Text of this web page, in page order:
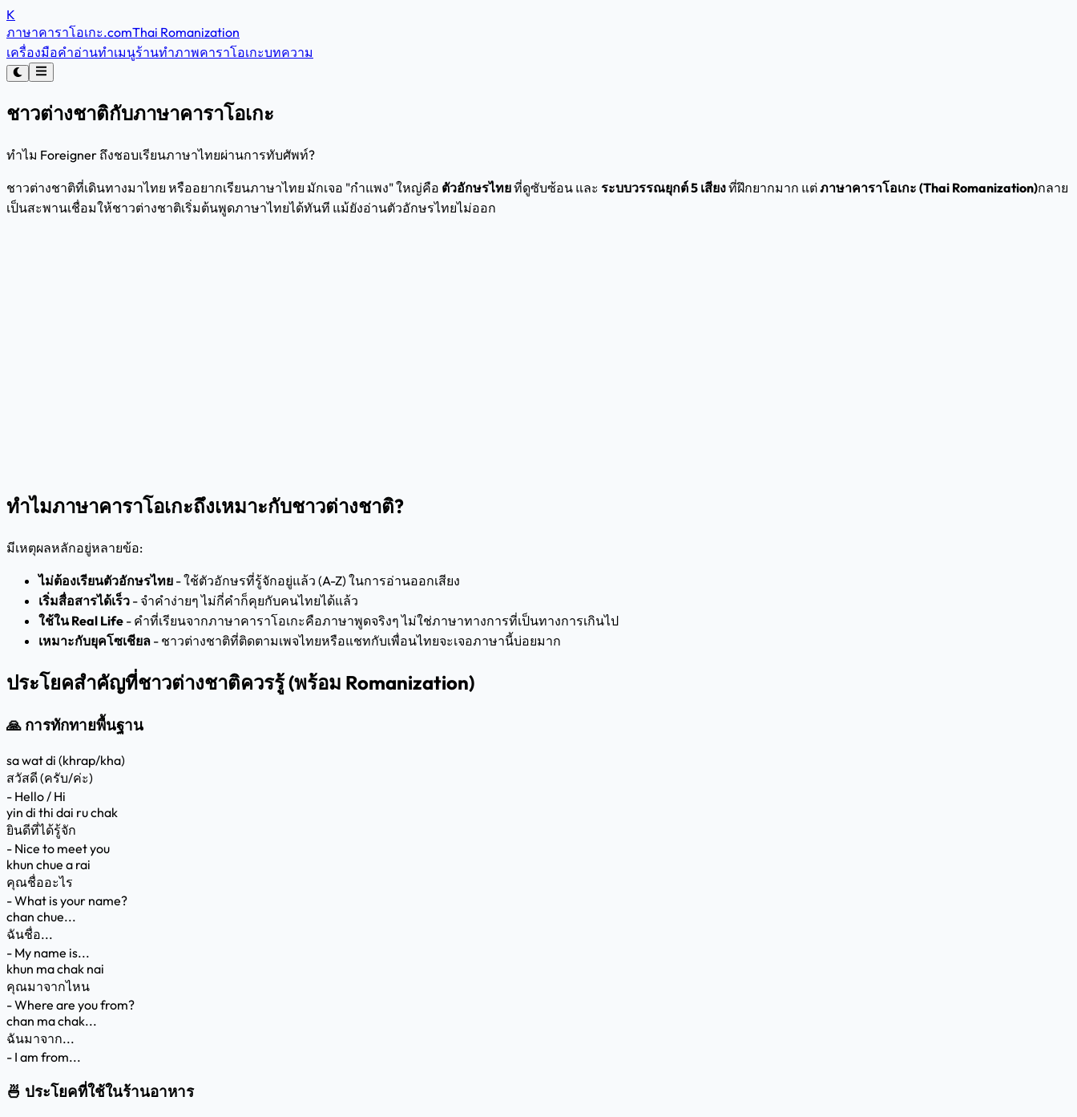
K
ภาษาคาราโอเกะ.comThai Romanization
เครื่องมือคำอ่านทำเมนูร้านทำภาพคาราโอเกะบทความ
ชาวต่างชาติกับภาษาคาราโอเกะ
ทำไม Foreigner ถึงชอบเรียนภาษาไทยผ่านการทับศัพท์?
ชาวต่างชาติที่เดินทางมาไทย หรืออยากเรียนภาษาไทย มักเจอ "กำแพง" ใหญ่คือ ตัวอักษรไทยที่ดูซับซ้อน และ ระบบวรรณยุกต์ 5 เสียงที่ฝึกยากมาก แต่ภาษาคาราโอเกะ (Thai Romanization)กลาย
เป็นสะพานเชื่อมให้ชาวต่างชาติเริ่มต้นพูดภาษาไทยได้ทันที แม้ยังอ่านตัวอักษรไทยไม่ออก
ทำไมภาษาคาราโอเกะถึงเหมาะกับชาวต่างชาติ?
มีเหตุผลหลักอยู่หลายข้อ:
ไม่ต้องเรียนตัวอักษรไทย - ใช้ตัวอักษรที่รู้จักอยู่แล้ว (A-Z) ในการอ่านออกเสียง
เริ่มสื่อสารได้เร็ว - จำคำง่ายๆ ไม่กี่คำก็คุยกับคนไทยได้แล้ว
ใช้ใน Real Life - คำที่เรียนจากภาษาคาราโอเกะคือภาษาพูดจริงๆ ไม่ใช่ภาษาทางการที่เป็นทางการเกินไป
เหมาะกับยุคโซเชียล - ชาวต่างชาติที่ติดตามเพจไทยหรือแชทกับเพื่อนไทยจะเจอภาษานี้บ่อยมาก
ประโยคสำคัญที่ชาวต่างชาติควรรู้ (พร้อม Romanization)
🙏 การทักทายพื้นฐาน
sa wat di (khrap/kha)
สวัสดี (ครับ/ค่ะ)
- Hello / Hi
yin di thi dai ru chak
ยินดีที่ได้รู้จัก
- Nice to meet you
khun chue a rai
คุณชื่ออะไร
- What is your name?
chan chue...
ฉันชื่อ...
- My name is...
khun ma chak nai
คุณมาจากไหน
- Where are you from?
chan ma chak...
ฉันมาจาก...
- I am from...
🍜 ประโยคที่ใช้ในร้านอาหาร